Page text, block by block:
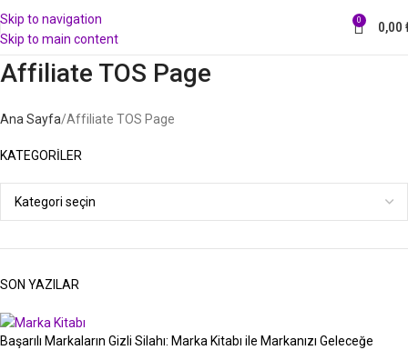
Skip to navigation
Skip to main content
0 0,00
Affiliate TOS Page
Ana Sayfa Affiliate TOS Page
KATEGORILER
SON YAZILAR
Başarılı Markaların Gizli Silahı: Marka Kitabı ile Markanızı Geleceğe